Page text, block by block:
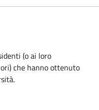
(o ai loro
che hanno ottenuto